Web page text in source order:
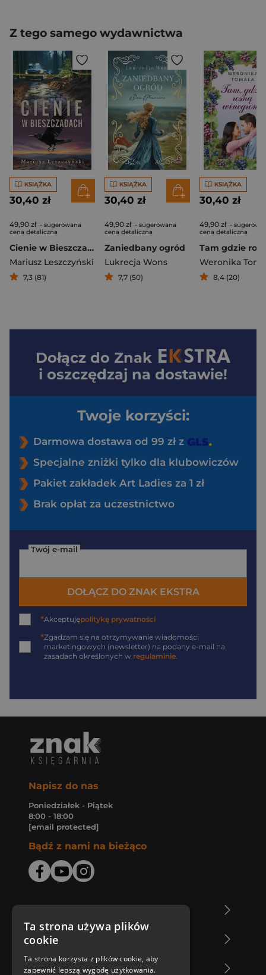
Z tego samego wydawnictwa
KSIĄŻKA
30,40 zł
49,90 zł - sugerowana
cena detaliczna
Cienie w Bieszczadach
Mariusz Leszczyński
7,3 (81)
KSIĄŻKA
30,40 zł
49,90 zł - sugerowana
cena detaliczna
Zaniedbany ogród
Lukrecja Wons
7,7 (50)
KSIĄŻKA
30,40 zł
49,90 zł -
cena detaliczna
Weronika
8,4 (20)
Dołącz do Znak
i oszczędzaj na dostawie!
Twoje korzyści:
Darmowa dostawa od 99 zł z
Specjalne zniżki tylko dla klubowiczów
Pakiet zakładek Art Ladies za 1 zł
Brak opłat za uczestnictwo
Twój e-mail
DOŁĄCZ DO ZNAK EKSTRA
*Akceptujępolitykę prywatności
*Zgadzam się na otrzymywanie wiadomości
marketingowych (newsletter) na podany e-mail na
zasadach określonych w regulaminie.
Napisz do nas
Poniedziałek - Piątek
8:00 - 18:00
[email protected]
Bądź z nami na bieżąco
Zakupy u nas
Nasza oferta
Ta strona używa plików
cookie
Ta strona korzysta z plików cookie, aby
zapewnić lepszą wygodę użytkowania.